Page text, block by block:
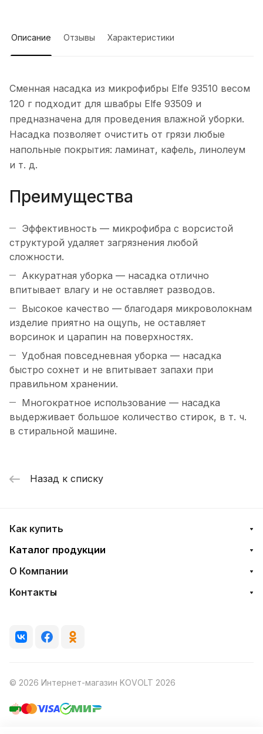
Описание Отзывы Характеристики
Сменная насадка из микрофибры Elfe 93510 весом
120 г подходит для швабры Elfe 93509 и
предназначена для проведения влажной уборки.
Насадка позволяет очистить от грязи любые
напольные покрытия: ламинат, кафель, линолеум
и т. д.
Преимущества
Эффективность — микрофибра с ворсистой
структурой удаляет загрязнения любой
сложности.
Аккуратная уборка — насадка отлично
впитывает влагу и не оставляет разводов.
Высокое качество — благодаря микроволокнам
изделие приятно на ощупь, не оставляет
ворсинок и царапин на поверхностях.
Удобная повседневная уборка — насадка
быстро сохнет и не впитывает запахи при
правильном хранении.
Многократное использование — насадка
выдерживает большое количество стирок, в т. ч.
в стиральной машине.
Назад к списку
Как купить
Каталог продукции
О Компании
Контакты
© 2026 Интернет-магазин KOVOLT 2026